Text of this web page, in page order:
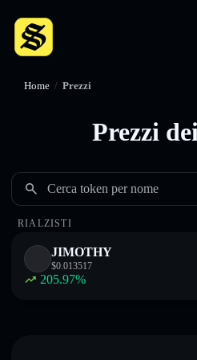
Home / Prezzi
Prezzi
Cerca token per nome
RIALZISTI
JIMOTHY
$0.013517
205.97%